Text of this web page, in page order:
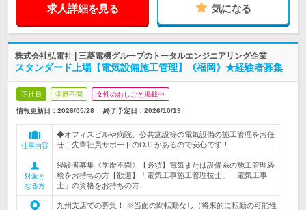
求人詳細を見る 気になる
株式会社弘電社 | 三菱電機グループのトータルエンジニアリング企業
スタンダード上場【電気設備施工管理】《福岡》★経験者募集
正社員 学歴不問 女性のおしごと掲載中
情報更新日：2026/05/28 終了予定日： 2026/10/19
仕事内容
◆オフィスビルや病院、公共施設等の電気設備の施工管理をお任
せ！先輩社員サポートのOJTがあるので安心です！
対象と
なる方
経験者募集《学歴不問》【必須】電気または設備系の施工管理経
験をお持ちの方【歓迎】「電気工事施工管理技士」「電気工事
士」の資格をお持ちの方
九州支店での募集！ ※当面の間転勤なし（将来的に転勤の可能性